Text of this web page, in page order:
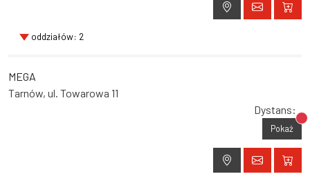
oddziałów: 2
MEGA
Tarnów, ul. Towarowa 11
Dystans:
Pokaż